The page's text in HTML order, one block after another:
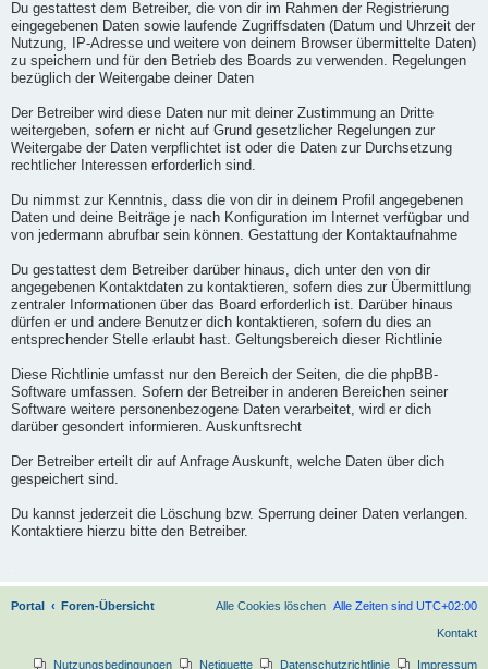
Du gestattest dem Betreiber, die von dir im Rahmen der Registrierung
eingegebenen Daten sowie laufende Zugriffsdaten (Datum und Uhrzeit der
Nutzung, IP-Adresse und weitere von deinem Browser übermittelte Daten)
zu speichern und für den Betrieb des Boards zu verwenden. Regelungen
bezüglich der Weitergabe deiner Daten
Der Betreiber wird diese Daten nur mit deiner Zustimmung an Dritte
weitergeben, sofern er nicht auf Grund gesetzlicher Regelungen zur
Weitergabe der Daten verpflichtet ist oder die Daten zur Durchsetzung
rechtlicher Interessen erforderlich sind.
Du nimmst zur Kenntnis, dass die von dir in deinem Profil angegebenen
Daten und deine Beiträge je nach Konfiguration im Internet verfügbar und
von jedermann abrufbar sein können. Gestattung der Kontaktaufnahme
Du gestattest dem Betreiber darüber hinaus, dich unter den von dir
angegebenen Kontaktdaten zu kontaktieren, sofern dies zur Übermittlung
zentraler Informationen über das Board erforderlich ist. Darüber hinaus
dürfen er und andere Benutzer dich kontaktieren, sofern du dies an
entsprechender Stelle erlaubt hast. Geltungsbereich dieser Richtlinie
Diese Richtlinie umfasst nur den Bereich der Seiten, die die phpBB-
Software umfassen. Sofern der Betreiber in anderen Bereichen seiner
Software weitere personenbezogene Daten verarbeitet, wird er dich
darüber gesondert informieren. Auskunftsrecht
Der Betreiber erteilt dir auf Anfrage Auskunft, welche Daten über dich
gespeichert sind.
Du kannst jederzeit die Löschung bzw. Sperrung deiner Daten verlangen.
Kontaktiere hierzu bitte den Betreiber.
Portal Foren-Übersicht Alle Zeiten sind UTC+02:00
Alle Cookies löschen
Kontakt
Impressum
Datenschutzrichtlinie
Netiquette
Nutzungsbedingungen